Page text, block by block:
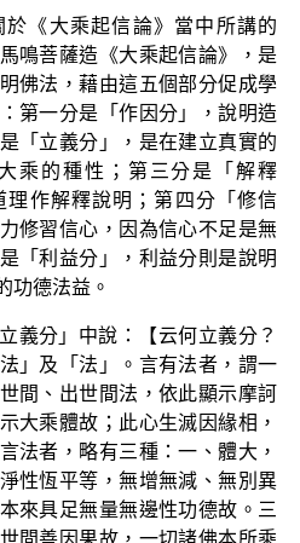
《大乘起信論》當中所講的
鳴菩薩造《大乘起信論》，是
佛法，藉由這五個部分促成學
第一分是「作因分」，說明造
「立義分」，是在建立真實的
乘的種性；第三分是「解釋
作解釋說明；第四分「修信
修習信心，因為信心不足是無
「利益分」，利益分則是說明
功德法益。
義分」中說：【云何立義分？
」及「法」。言有法者，謂一
間、出世間法，依此顯示摩訶
大乘體故；此心生滅因緣相，
法者，略有三種：一、體大，
性恆平等，無增無減、無別異
來具足無量無邊性功德故。三
間善因果故，一切諸佛本所乘